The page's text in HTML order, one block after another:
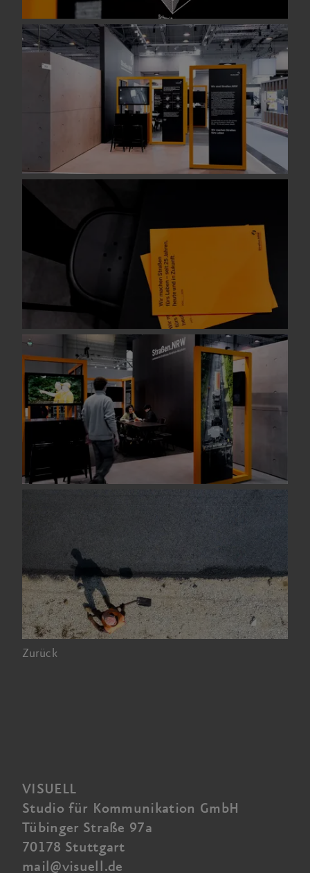
Zurück
VISUELL
Studio für Kommunikation GmbH
Tübinger Straße 97a
70178 Stuttgart
mail@visuell.de